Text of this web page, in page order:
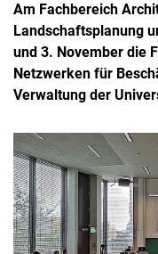
Am Fachbereich
Landschaftsplanung
und 3. November die
Netzwerken für
Verwaltung der